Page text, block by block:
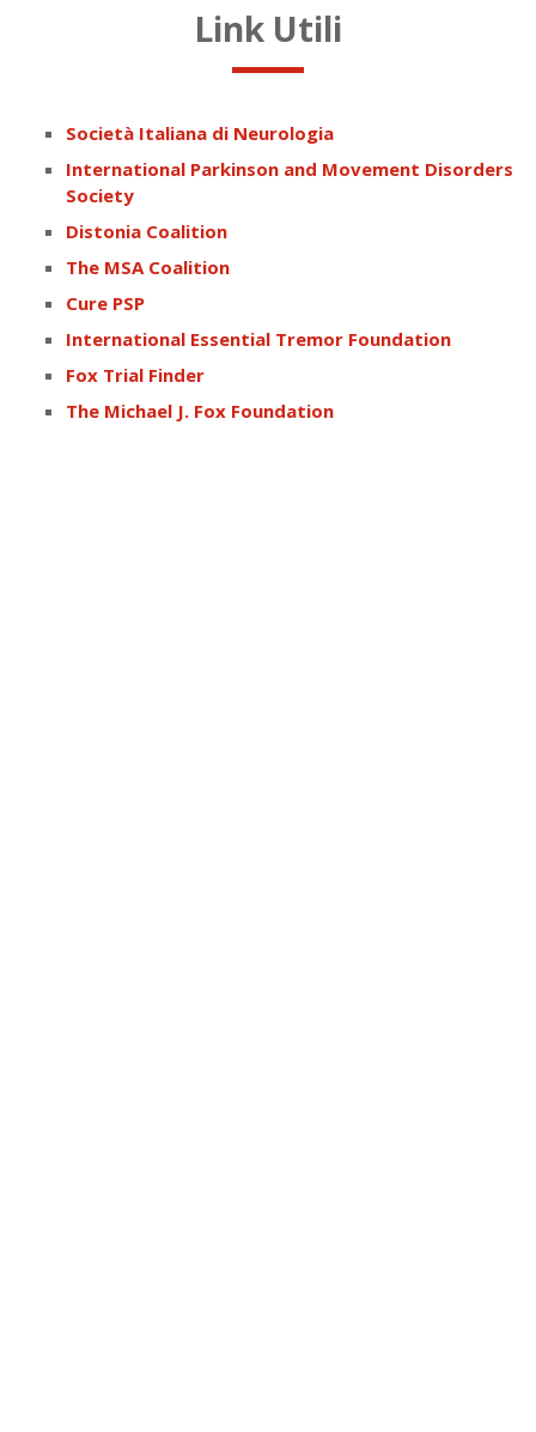
Link Utili
Società Italiana di Neurologia
International Parkinson and Movement Disorders
Society
Distonia Coalition
The MSA Coalition
Cure PSP
International Essential Tremor Foundation
Fox Trial Finder
The Michael J. Fox Foundation